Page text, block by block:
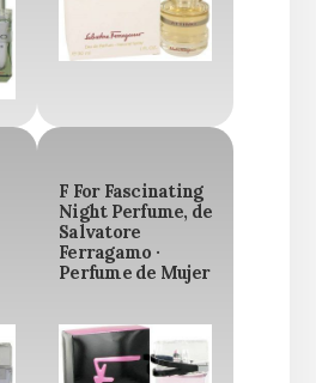
F For Fascinating
Night Perfume, de
Salvatore
Ferragamo ·
Perfume de Mujer